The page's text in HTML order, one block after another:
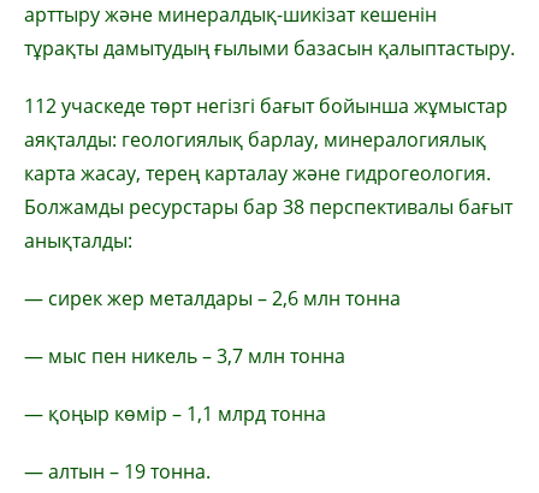
арттыру және минералдық-шикізат кешенін
тұрақты дамытудың ғылыми базасын қалыптастыру.
112 учаскеде төрт негізгі бағыт бойынша жұмыстар
аяқталды: геологиялық барлау, минералогиялық
карта жасау, терең карталау және гидрогеология.
Болжамды ресурстары бар 38 перспективалы бағыт
анықталды:
— сирек жер металдары – 2,6 млн тонна
— мыс пен никель – 3,7 млн тонна
— қоңыр көмір – 1,1 млрд тонна
— алтын – 19 тонна.